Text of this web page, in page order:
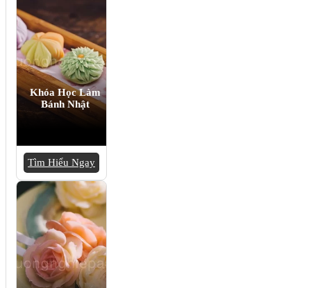
Khóa Học Làm
Bánh Nhật
Tìm Hiểu Ngay